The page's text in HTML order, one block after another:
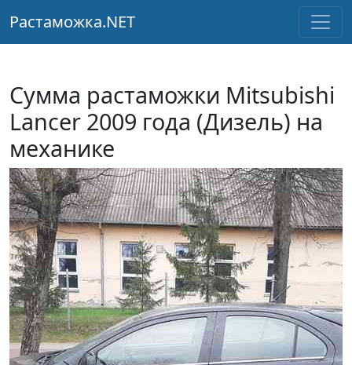
Растаможка.NET
Сумма растаможки Mitsubishi
Lancer 2009 года (Дизель) на
механике